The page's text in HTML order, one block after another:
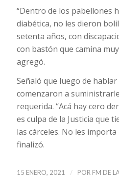
“Dentro de los pabellones
diabética, no les dieron
setenta años, con
con bastón que camina
agregó.
Señaló que luego de
comenzaron a
requerida. “Acá hay cero
es culpa de la Justicia que
las cárceles. No les importa
finalizó.
15 ENERO, 2021 / POR FM DE